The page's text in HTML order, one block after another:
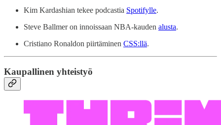
Kim Kardashian tekee podcastia Spotifylle.
Steve Ballmer on innoissaan NBA-kauden alusta.
Cristiano Ronaldon piirtäminen CSS:llä.
Kaupallinen yhteistyö